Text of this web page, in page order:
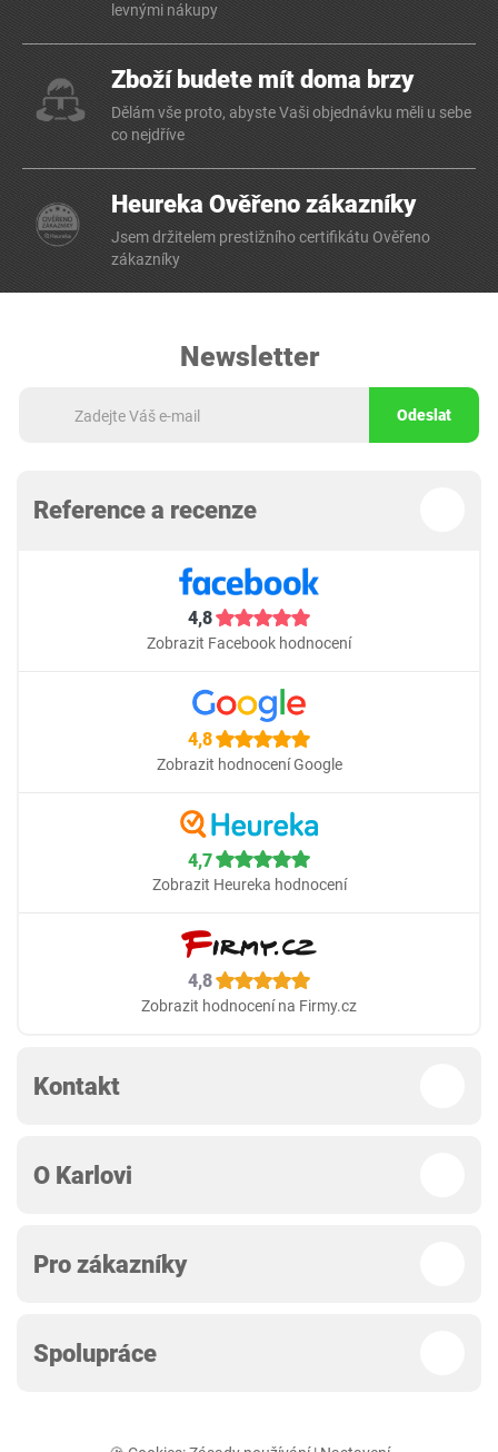
levnými nákupy
Zboží budete mít doma brzy
Dělám vše proto, abyste Vaši objednávku měli u sebe
co nejdříve
Heureka Ověřeno zákazníky
Jsem držitelem prestižního certifikátu Ověřeno
zákazníky
Newsletter
Odeslat
Reference a recenze
4,8
Zobrazit Facebook hodnocení
4,8
Zobrazit hodnocení Google
4,7
Zobrazit Heureka hodnocení
4,8
Zobrazit hodnocení na Firmy.cz
Kontakt
O Karlovi
Pro zákazníky
Spolupráce